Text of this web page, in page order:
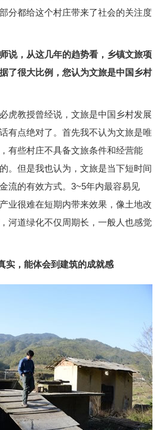
分都给这个村庄带来了社会的关注度
说，从这几年的趋势看，乡镇文旅项
了很大比例，您认为文旅是中国乡村
虎教授曾经说，文旅是中国乡村发展
有点绝对了。首先我不认为文旅是唯
有些村庄不具备文旅条件和经营能
。但是我也认为，文旅是当下短时间
流的有效方式。3~5年内最容易见
业很难在短期内带来效果，像土地改
河道绿化不仅周期长，一般人也感觉
实，能体会到建筑的成就感